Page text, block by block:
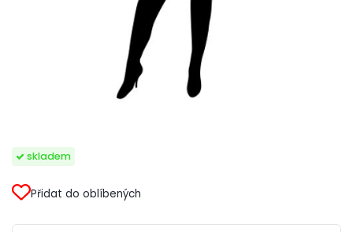
skladem
Přidat do oblíbených